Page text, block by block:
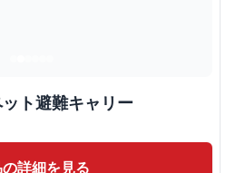
ト避難キャリー
詳細を見る